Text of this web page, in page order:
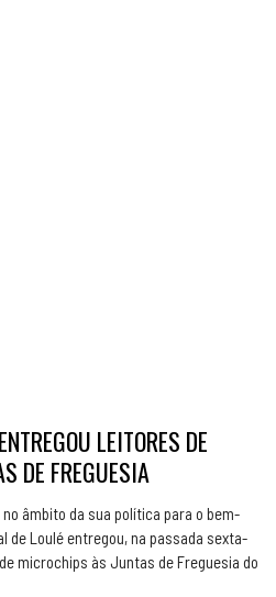
LEITORES DE
DE FREGUESIA
âmbito da sua política para o bem-
de Loulé entregou, na passada sexta-
microchips às Juntas de Freguesia do